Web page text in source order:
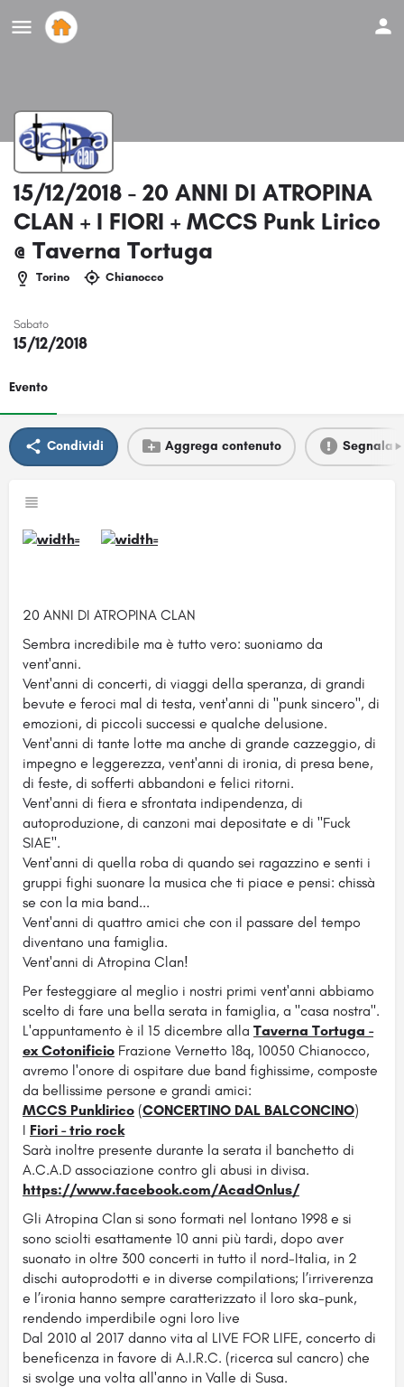
15/12/2018 - 20 ANNI DI ATROPINA
CLAN + I FIORI + MCCS Punk Lirico
@ Taverna Tortuga
Torino Chianocco
Sabato
15/12/2018
Evento
Condividi Aggrega contenuto Segnala
20 ANNI DI ATROPINA CLAN
Sembra incredibile ma è tutto vero: suoniamo da
vent'anni.
Vent'anni di concerti, di viaggi della speranza, di grandi
bevute e feroci mal di testa, vent'anni di "punk sincero", di
emozioni, di piccoli successi e qualche delusione.
Vent'anni di tante lotte ma anche di grande cazzeggio, di
impegno e leggerezza, vent'anni di ironia, di presa bene,
di feste, di sofferti abbandoni e felici ritorni.
Vent'anni di fiera e sfrontata indipendenza, di
autoproduzione, di canzoni mai depositate e di "Fuck
SIAE".
Vent'anni di quella roba di quando sei ragazzino e senti i
gruppi fighi suonare la musica che ti piace e pensi: chissà
se con la mia band...
Vent'anni di quattro amici che con il passare del tempo
diventano una famiglia.
Vent'anni di Atropina Clan!
Per festeggiare al meglio i nostri primi vent'anni abbiamo
scelto di fare una bella serata in famiglia, a "casa nostra".
L'appuntamento è il 15 dicembre alla Taverna Tortuga -
ex Cotonificio Frazione Vernetto 18q, 10050 Chianocco,
avremo l'onore di ospitare due band fighissime, composte
da bellissime persone e grandi amici:
MCCS Punklirico (CONCERTINO DAL BALCONCINO)
I Fiori - trio rock
Sarà inoltre presente durante la serata il banchetto di
A.C.A.D associazione contro gli abusi in divisa.
https://www.facebook.com/AcadOnlus/
Gli Atropina Clan si sono formati nel lontano 1998 e si
sono sciolti esattamente 10 anni più tardi, dopo aver
suonato in oltre 300 concerti in tutto il nord-Italia, in 2
dischi autoprodotti e in diverse compilations; l’irriverenza
e l’ironia hanno sempre caratterizzato il loro ska-punk,
rendendo imperdibile ogni loro live
Dal 2010 al 2017 danno vita al LIVE FOR LIFE, concerto di
beneficenza in favore di A.I.R.C. (ricerca sul cancro) che
si svolge una volta all'anno in Valle di Susa.